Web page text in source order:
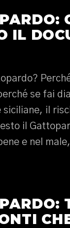
IL
se fai
il
il
e nel